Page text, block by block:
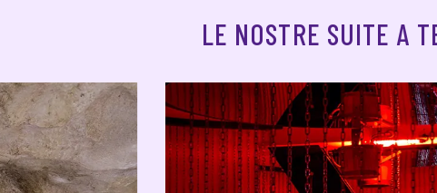
LE NOSTRE SUITE A